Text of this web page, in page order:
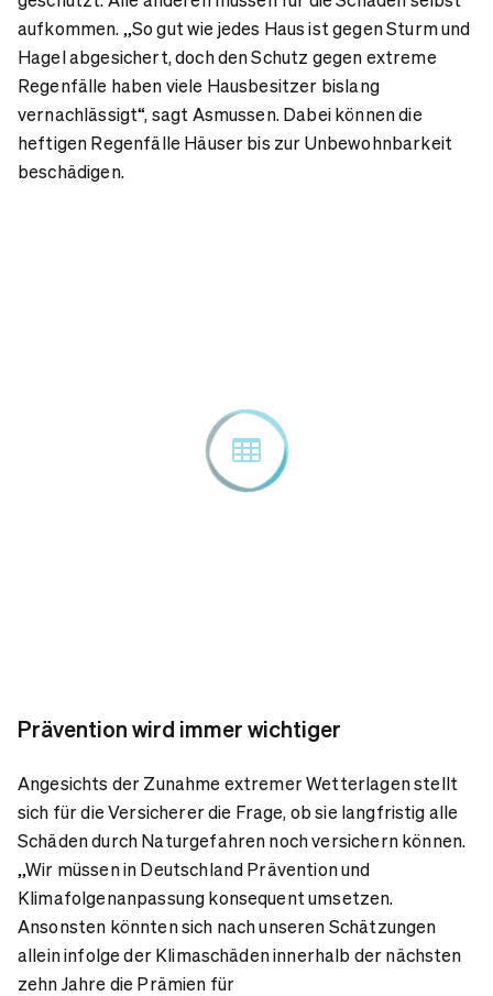
aufkommen. „So gut wie jedes Haus ist gegen Sturm und
Hagel abgesichert, doch den Schutz gegen extreme
Regenfälle haben viele Hausbesitzer bislang
vernachlässigt“, sagt Asmussen. Dabei können die
heftigen Regenfälle Häuser bis zur Unbewohnbarkeit
beschädigen.
Prävention wird immer wichtiger
Angesichts der Zunahme extremer Wetterlagen stellt
sich für die Versicherer die Frage, ob sie langfristig alle
Schäden durch Naturgefahren noch versichern können.
„Wir müssen in Deutschland Prävention und
Klimafolgenanpassung konsequent umsetzen.
Ansonsten könnten sich nach unseren Schätzungen
allein infolge der Klimaschäden innerhalb der nächsten
zehn Jahre die Prämien für